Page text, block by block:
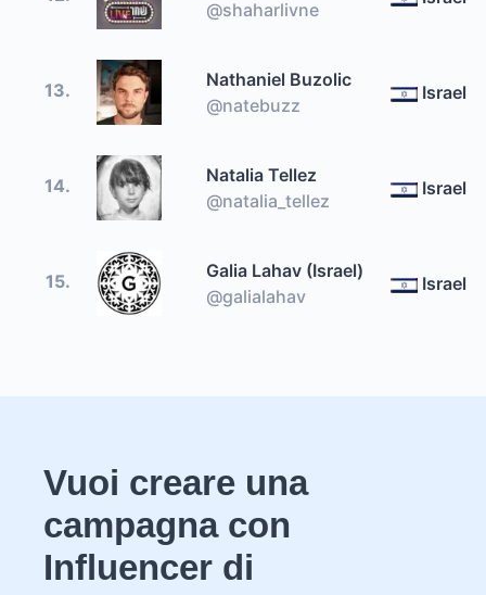
@shaharlivne
13.
Nathaniel Buzolic
@natebuzz
Israel
14.
Natalia Tellez
@natalia_tellez
Israel
15.
Galia Lahav (Israel)
@galialahav
Israel
Vuoi creare una
campagna con
Influencer di